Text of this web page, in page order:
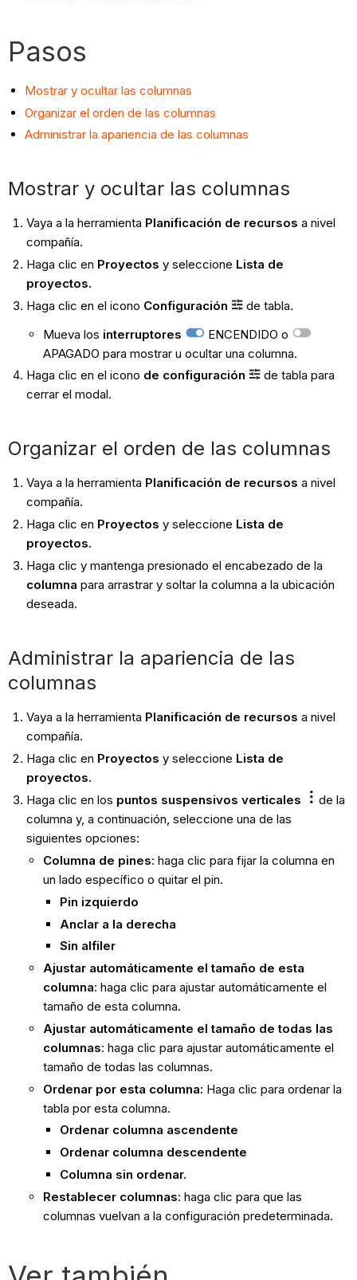
Pasos
Mostrar y ocultar las columnas
Organizar el orden de las columnas
Administrar la apariencia de las columnas
Mostrar y ocultar las columnas
Vaya a la herramienta Planificación de recursos a nivel
compañía.
Haga clic en Proyectos y seleccione Lista de
proyectos.
Haga clic en el icono Configuración
de tabla.
Mueva los interruptores
ENCENDIDO o
APAGADO para mostrar u ocultar una columna.
Haga clic en el icono de configuración
de tabla para
cerrar el modal.
Organizar el orden de las columnas
Vaya a la herramienta Planificación de recursos a nivel
compañía.
Haga clic en Proyectos y seleccione Lista de
proyectos.
Haga clic y mantenga presionado el encabezado de la
columna para arrastrar y soltar la columna a la ubicación
deseada.
Administrar la apariencia de las
columnas
Vaya a la herramienta Planificación de recursos a nivel
compañía.
Haga clic en Proyectos y seleccione Lista de
proyectos.
Haga clic en los puntos suspensivos verticales
de la
columna y, a continuación, seleccione una de las
siguientes opciones:
Columna de pines: haga clic para fijar la columna en
un lado específico o quitar el pin.
Pin izquierdo
Anclar a la derecha
Sin alfiler
Ajustar automáticamente el tamaño de esta
columna: haga clic para ajustar automáticamente el
tamaño de esta columna.
Ajustar automáticamente el tamaño de todas las
columnas: haga clic para ajustar automáticamente el
tamaño de todas las columnas.
Ordenar por esta columna: Haga clic para ordenar la
tabla por esta columna.
Ordenar columna ascendente
Ordenar columna descendente
Columna sin ordenar.
Restablecer columnas: haga clic para que las
columnas vuelvan a la configuración predeterminada.